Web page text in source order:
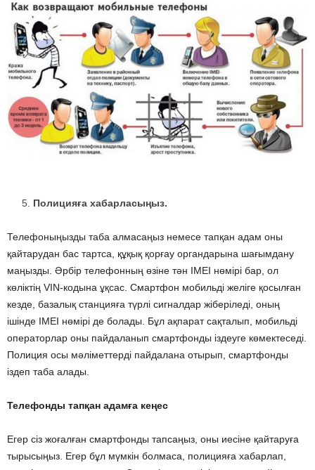
Полицияға хабарласыңыз.
Телефоныңызды таба алмасаңыз немесе тапқан адам оны
қайтарудан бас тартса, құқық қорғау органдарына шағымдану
маңызды. Әрбір телефонның өзіне тән IMEI нөмірі бар, ол
көліктің VIN-кодына ұқсас. Смартфон мобильді желіге қосылған
кезде, базалық станцияға түрлі сигналдар жіберіледі, оның
ішінде IMEI нөмірі де болады. Бұл ақпарат сақталып, мобильді
операторлар оны пайдаланып смартфонды іздеуге көмектеседі.
Полиция осы мәліметтерді пайдалана отырып, смартфонды
іздеп таба алады.
Телефонды тапқан адамға кеңес
Егер сіз жоғалған смартфонды тапсаңыз, оны иесіне қайтаруға
тырысыңыз. Егер бұл мүмкін болмаса, полицияға хабарлап,